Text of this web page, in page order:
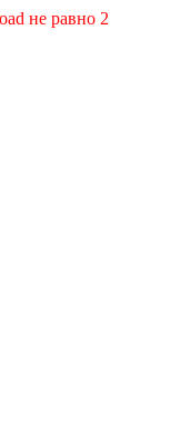
не равно 2